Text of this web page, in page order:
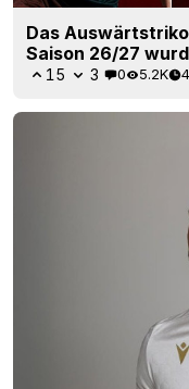
Das
Saison 26/27
15 3 0 5.2K